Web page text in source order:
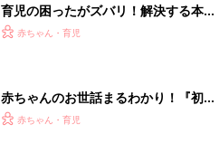
育児の困ったがズバリ！解決する本
『ひよこクラブ 秋号』 4カ月～2才
赤ちゃん・育児
赤ちゃんのお世話まるわかり！『初め
てのひよこクラブ 夏号』〈巻頭大特
赤ちゃん・育児